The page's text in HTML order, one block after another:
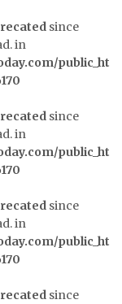
since
in
public_ht
since
in
public_ht
since
in
public_ht
since